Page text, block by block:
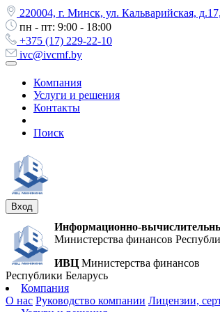
220004, г. Минск, ул. Кальварийская,
пн - пт: 9:00 - 18:00
+375 (17) 229-22-10
ivc@ivcmf.by
Компания
Услуги и решения
Контакты
Поиск
Вход
Информационно-
Министерства финансов
ИВЦ Министерства финансов
Республики Беларусь
Компания
О нас Руководство компании Лицензии,